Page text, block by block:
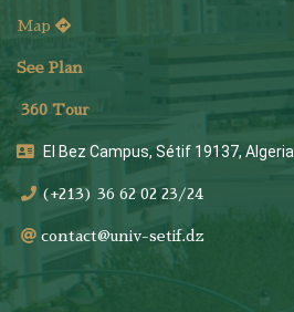
Map
See Plan
360 Tour
El Bez Campus, Sétif 19137, Algeria
(+213) 36 62 02 23/24
contact@univ-setif.dz